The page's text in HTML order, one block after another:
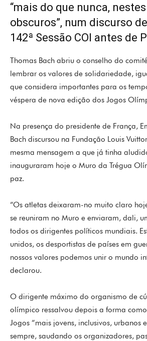
“mais do que nunca,
obscuros”, num discurso
142ª Sessão COI antes de
Thomas Bach abriu o conselho do
lembrar os valores de solidariedade,
que considera importantes para os
véspera de nova edição dos Jogos
Na presença do presidente de França,
Bach discursou na Fundação Louis
mesma mensagem a que já tinha
inauguraram hoje o Muro da Trégua
paz.
“Os atletas deixaram-no muito claro
se reuniram no Muro e enviaram, dali,
todos os dirigentes políticos mundiais.
unidos, os desportistas de países em
nossos valores podemos unir o mundo
declarou.
O dirigente máximo do organismo de
olímpico ressalvou depois a forma
Jogos “mais jovens, inclusivos, urbanos
sempre, saudando os organizadores,